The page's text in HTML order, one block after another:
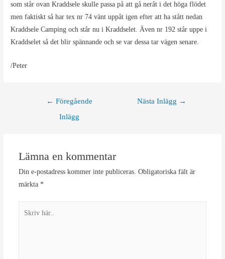
som står ovan Kraddsele skulle passa på att gå neråt i det höga flödet
men faktiskt så har tex nr 74 vänt uppåt igen efter att ha stått nedan
Kraddsele Camping och står nu i Kraddselet. Även nr 192 står uppe i
Kraddselet så det blir spännande och se var dessa tar vägen senare.
/Peter
Inläggsnavigering
← Föregående
Inlägg
Nästa Inlägg →
Lämna en kommentar
Din e-postadress kommer inte publiceras. Obligatoriska fält är
märkta *